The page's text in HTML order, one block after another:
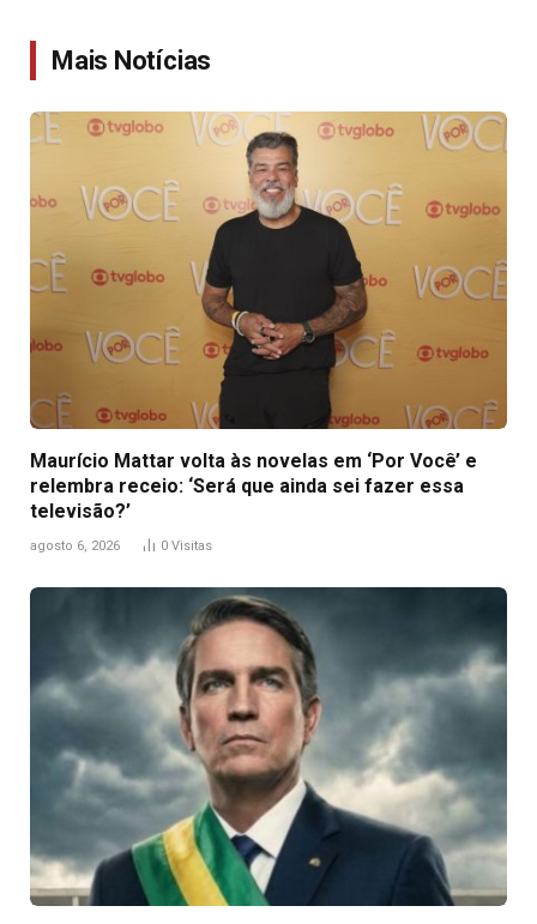
Mais Notícias
Maurício Mattar volta às novelas em ‘Por Você’ e
relembra receio: ‘Será que ainda sei fazer essa
televisão?’
agosto 6, 2026 0 Visitas